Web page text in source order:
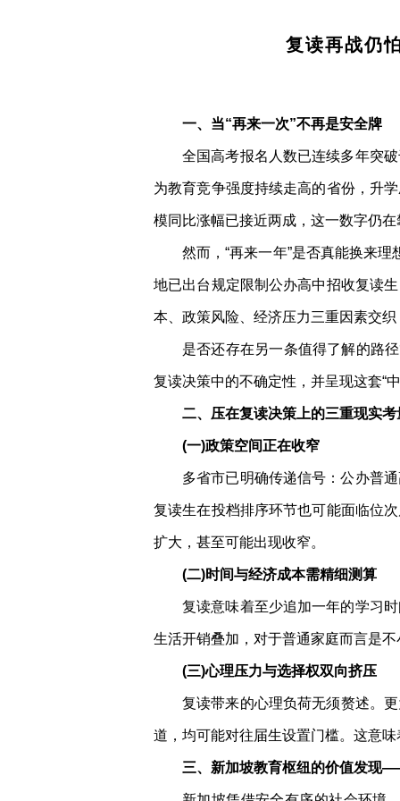
复读再战仍
一、当“再来一次”不再是安全牌
全国高考报名人数已连续多年突
为教育竞争强度持续走高的省份，升
模同比涨幅已接近两成，这一数字仍在
然而，“再来一年”是否真能换来
地已出台规定限制公办高中招收复读
本、政策风险、经济压力三重因素交
是否还存在另一条值得了解的路
复读决策中的不确定性，并呈现这套“
二、压在复读决策上的三重现实考
(一)政策空间正在收窄
多省市已明确传递信号：公办普
复读生在投档排序环节也可能面临位
扩大，甚至可能出现收窄。
(二)时间与经济成本需精细测算
复读意味着至少追加一年的学习
生活开销叠加，对于普通家庭而言是
(三)心理压力与选择权双向挤压
复读带来的心理负荷无须赘述。
道，均可能对往届生设置门槛。这意
三、新加坡教育枢纽的价值发现